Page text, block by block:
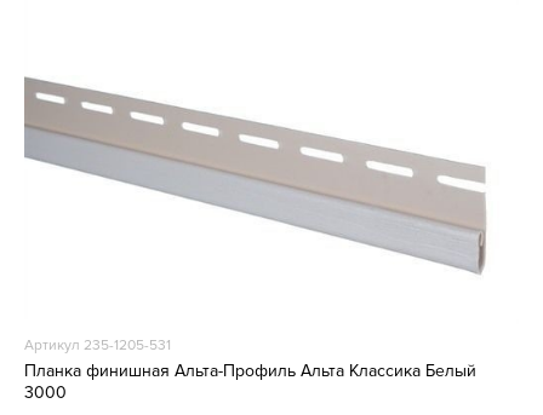
Артикул 235-1205-531
Планка финишная Альта-Профиль Альта Классика Белый
3000